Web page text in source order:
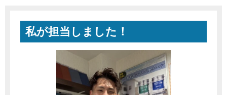
私が担当しました！